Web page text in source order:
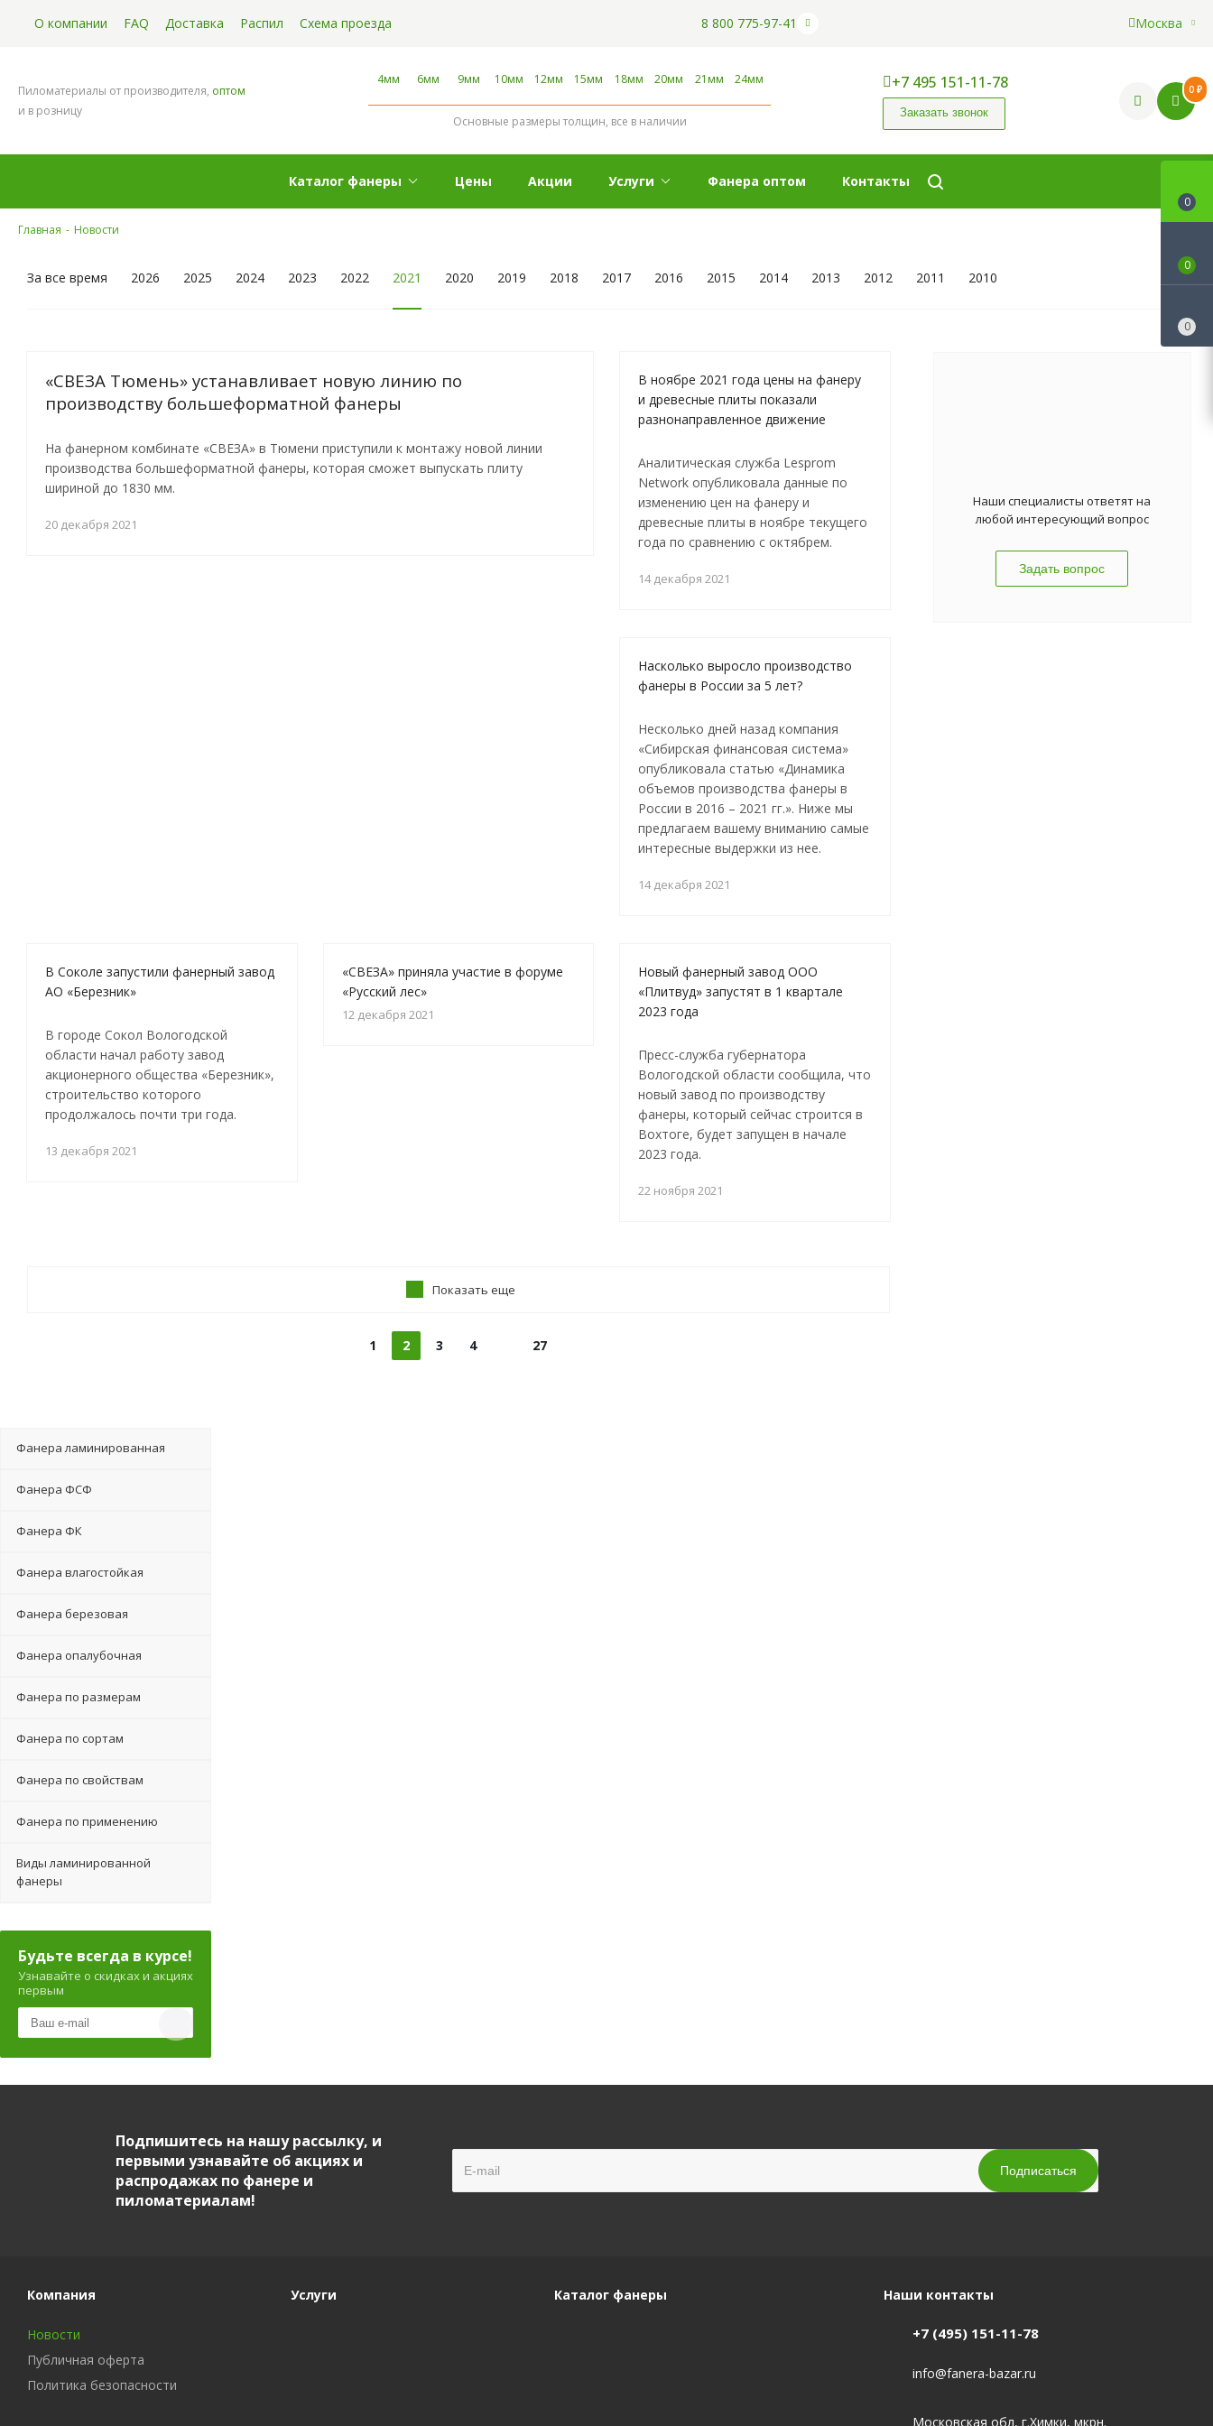
О компании FAQ Доставка Распил Схема проезда 8 800 775-97-41 Москва
Пиломатериалы от производителя, оптом
и в розницу
4мм 6мм 9мм 10мм 12мм 15мм 18мм 20мм 21мм 24мм
Основные размеры толщин, все в наличии
+7 495 151-11-78
Заказать звонок
0 ₽
Каталог фанеры Цены Акции Услуги Фанера оптом Контакты
Главная - Новости
За все время 2026 2025 2024 2023 2022 2021 2020 2019 2018 2017 2016 2015 2014 2013 2012 2011 2010
«СВЕЗА Тюмень» устанавливает новую линию по
производству большеформатной фанеры
На фанерном комбинате «СВЕЗА» в Тюмени приступили к монтажу новой линии
производства большеформатной фанеры, которая сможет выпускать плиту
шириной до 1830 мм.
20 декабря 2021
В ноябре 2021 года цены на фанеру
и древесные плиты показали
разнонаправленное движение
Аналитическая служба Lesprom
Network опубликовала данные по
изменению цен на фанеру и
древесные плиты в ноябре текущего
года по сравнению с октябрем.
14 декабря 2021
Насколько выросло производство
фанеры в России за 5 лет?
Несколько дней назад компания
«Сибирская финансовая система»
опубликовала статью «Динамика
объемов производства фанеры в
России в 2016 – 2021 гг.». Ниже мы
предлагаем вашему вниманию самые
интересные выдержки из нее.
14 декабря 2021
В Соколе запустили фанерный завод
АО «Березник»
В городе Сокол Вологодской
области начал работу завод
акционерного общества «Березник»,
строительство которого
продолжалось почти три года.
13 декабря 2021
«СВЕЗА» приняла участие в форуме
«Русский лес»
12 декабря 2021
Новый фанерный завод ООО
«Плитвуд» запустят в 1 квартале
2023 года
Пресс-служба губернатора
Вологодской области сообщила, что
новый завод по производству
фанеры, который сейчас строится в
Вохтоге, будет запущен в начале
2023 года.
22 ноября 2021
Показать еще
1 2 3 4 27
Наши специалисты ответят на
любой интересующий вопрос
Задать вопрос
Фанера ламинированная
Фанера ФСФ
Фанера ФК
Фанера влагостойкая
Фанера березовая
Фанера опалубочная
Фанера по размерам
Фанера по сортам
Фанера по свойствам
Фанера по применению
Виды ламинированной
фанеры
Будьте всегда в курсе!
Узнавайте о скидках и акциях
первым
Подпишитесь на нашу рассылку, и
первыми узнавайте об акциях и
распродажах по фанере и
пиломатериалам!
Компания
Новости
Публичная оферта
Политика безопасности
Услуги Каталог фанеры Наши контакты
+7 (495) 151-11-78
info@fanera-bazar.ru
Московская обл, г.Химки, мкрн.
0
0
0